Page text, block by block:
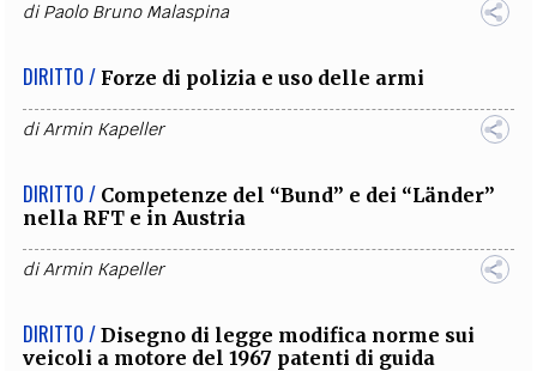
diPaolo Bruno Malaspina
DIRITTO / Forze di polizia e uso delle armi
diArmin Kapeller
DIRITTO / Competenze del “Bund” e dei “Länder”
nella RFT e in Austria
diArmin Kapeller
DIRITTO / Disegno di legge modifica norme sui
veicoli a motore del 1967 patenti di guida